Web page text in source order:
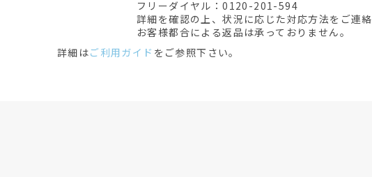
フリーダイヤル：0120-201-594
詳細を確認の上、状況に応じた対応方法をご連絡
お客様都合による返品は承っておりません。
詳細はご利用ガイド をご参照下さい。